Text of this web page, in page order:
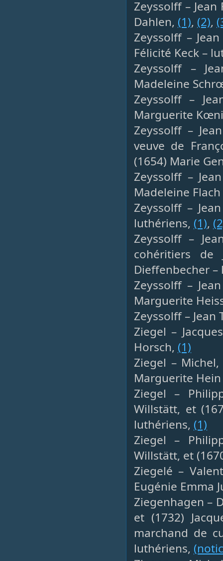
Zeyssolff –
Dahlen, (1), (2),
Zeyssolff –
Félicité Keck –
Zeyssolff –
Madeleine
Zeyssolff –
Marguerite
Zeyssolff –
veuve de
(1654) Marie
Zeyssolff –
Madeleine
Zeyssolff –
luthériens, (1),
Zeyssolff –
cohéritiers de
Dieffenbecher
Zeyssolff –
Marguerite
Zeyssolff –
Ziegel –
Horsch, (1)
Ziegel –
Marguerite
Ziegel –
Willstätt, et
luthériens, (1)
Ziegel –
Willstätt, et
Ziegelé –
Eugénie Emma
Ziegenhagen –
et (1732)
marchand de
luthériens,